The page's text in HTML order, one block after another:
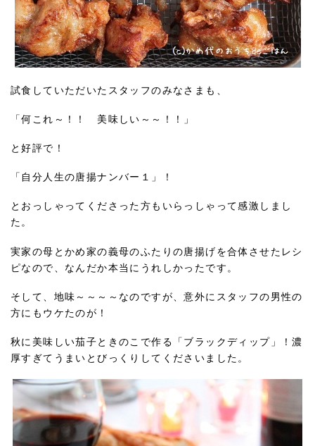
試食していただいたスタッフのみなさまも、
「何これ～！！ 美味しい～～！！」
と好評で！
「自分人生の唐揚ナンバー１」！
とおっしゃってくださった方もいらっしゃって感激しまし
た。
実家の母とかめ家の義母のふたりの唐揚げを合体させたレシ
ピなので、なんだか本当にうれしかったです。
そして、地味～～～～なのですが、意外にスタッフの男性の
方にもウケたのが！
秋に美味しい茄子ときのこで作る「ブラックディップ」！濃
厚すぎてうまいとびっくりしてくださいました。